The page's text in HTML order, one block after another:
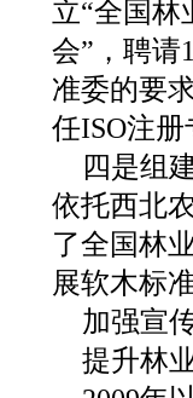
立“全国林
会”，聘请
准委的要
任ISO注
四是组
依托西北
了全国林
展软木标
加强宣
提升林